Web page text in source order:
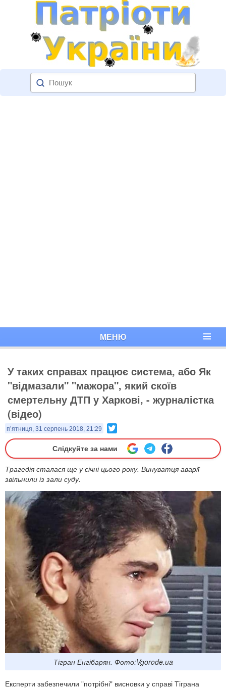
МЕНЮ
У таких справах працює система, або Як
"відмазали" "мажора", який скоїв
смертельну ДТП у Харкові, - журналістка
(відео)
п’ятниця, 31 серпень 2018, 21:29
Слідкуйте за нами
Трагедія сталася ще у січні цього року. Винуватця аварії
звільнили із зали суду.
Тігран Енгібарян. Фото:Vgorode.ua
Експерти забезпечили "потрібні" висновки у справі Тіграна